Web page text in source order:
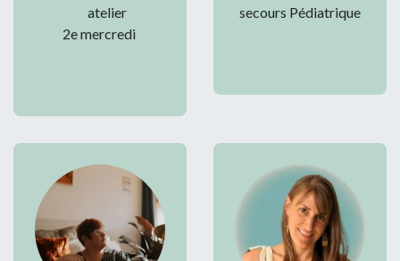
atelier
2e mercredi
secours Pédiatrique